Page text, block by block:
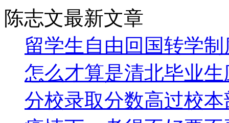
陈志文最新文章
留学生自由回国转学
怎么才算是清北毕业
分校录取分数高过校